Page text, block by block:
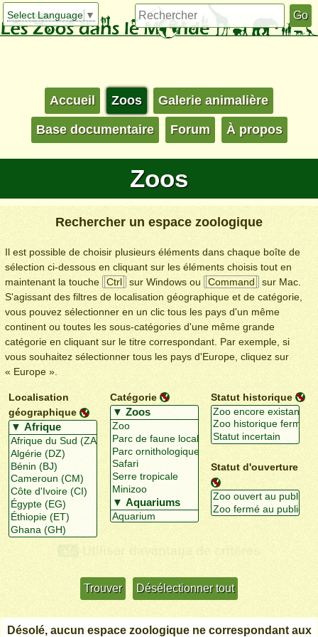
Select Language ▼
Accueil Zoos Galerie animalière
Base documentaire Forum À propos
Zoos
Rechercher un espace zoologique
Il est possible de choisir plusieurs éléments dans chaque boîte de
sélection ci-dessous en cliquant sur les éléments choisis tout en
maintenant la touche
Ctrl sur Windows ou Command
sur Mac.
S'agissant des filtres de localisation géographique et de catégorie,
vous pouvez sélectionner en un clic tous les pays d'un même
continent ou toutes les sous-catégories d'une même grande
catégorie en cliquant sur le titre correspondant. Par exemple, si
vous souhaitez sélectionner tous les pays d'Europe, cliquez sur
« Europe ».
Localisation
géographique
Catégorie Statut historique
Statut d'ouverture
Désolé, aucun espace zoologique ne correspondant aux